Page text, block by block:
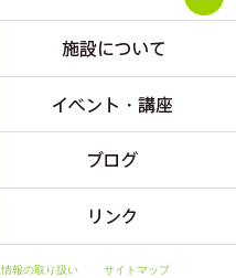
報の取り扱い サイトマップ